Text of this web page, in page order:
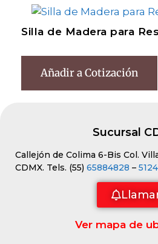
Silla de Madera para
Añadir a Cotización
Sucursal
Callejón de Colima 6-Bis Col.
CDMX. Tels. (55) 65884828 –
Ver mapa de